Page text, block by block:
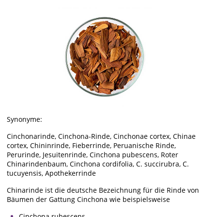
Synonyme:
Cinchonarinde, Cinchona-Rinde, Cinchonae cortex, Chinae
cortex, Chininrinde, Fieberrinde, Peruanische Rinde,
Perurinde, Jesuitenrinde, Cinchona pubescens, Roter
Chinarindenbaum, Cinchona cordifolia, C. succirubra, C.
tucuyensis, Apothekerrinde
Chinarinde ist die deutsche Bezeichnung für die Rinde von
Bäumen der Gattung Cinchona wie beispielsweise